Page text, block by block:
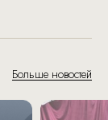
Больше новостей